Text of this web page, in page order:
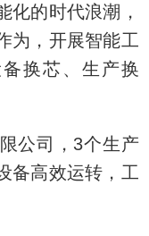
的时代浪潮，
为，开展智能工
换芯、生产换
公司，3个生产
备高效运转，工